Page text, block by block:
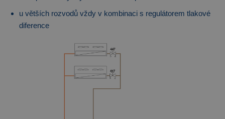
u větších rozvodů vždy v kombinaci s regulátorem tlakové
diference